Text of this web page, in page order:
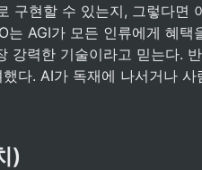
구현할 수 있는지, 그렇다
는 AGI가 모든 인류에게 혜
강력한 기술이라고 믿는다.
다. AI가 독재에 나서거나
)